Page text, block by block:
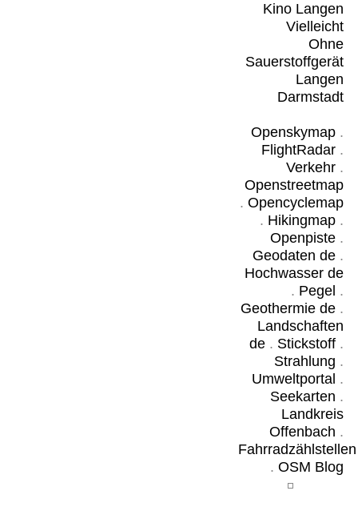
Kino Langen
Vielleicht
Ohne
Sauerstoffgerät
Langen
Darmstadt
Openskymap.
FlightRadar.
Verkehr.
Openstreetmap
. Opencyclemap
. Hikingmap.
Openpiste.
Geodaten de.
Hochwasser de
. Pegel .
Geothermie de.
Landschaften
de. Stickstoff.
Strahlung .
Umweltportal .
Seekarten .
Landkreis
Offenbach .
Fahrradzählstellen
. OSM Blog